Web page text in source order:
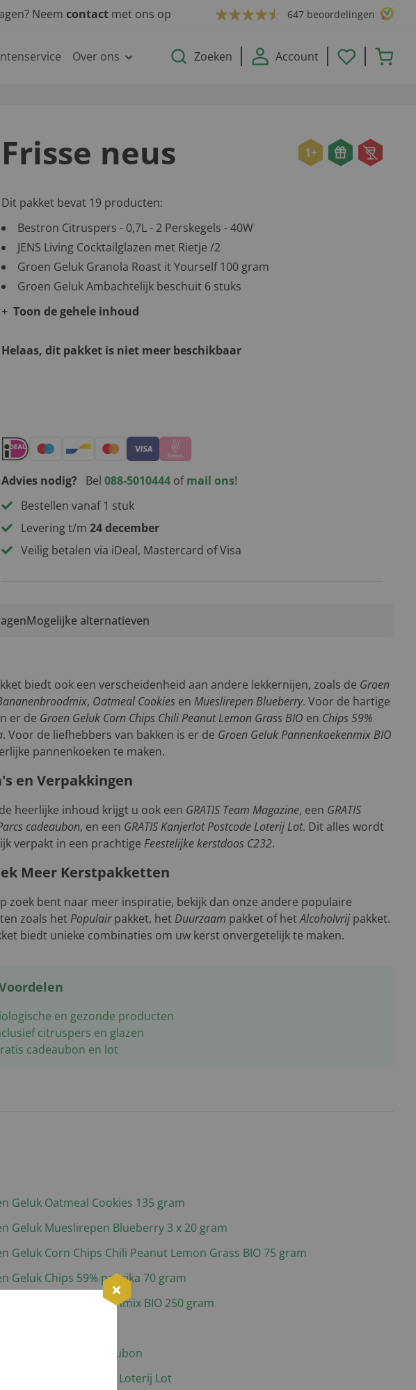
Neem contact met ons op 647 beoordelingen
Over ons Zoeken Account
Frisse neus 1+
Dit pakket bevat 19 producten:
Bestron Citruspers - 0,7L - 2 Perskegels - 40W
JENS Living Cocktailglazen met Rietje /2
Groen Geluk Granola Roast it Yourself 100 gram
Groen Geluk Ambachtelijk beschuit 6 stuks
Toon de gehele inhoud
Helaas, dit pakket is niet meer beschikbaar
Advies nodig? Bel 088-5010444 ofmail ons!
Bestellen vanaf 1 stuk
Levering t/m 24 december
Veilig betalen via iDeal, Mastercard of Visa
Mogelijke alternatieven
biedt ook een verscheidenheid aan andere lekkernijen, zoals de Groen
, Oatmeal Cookies en Mueslirepen Blueberry. Voor de hartige
er de Groen Geluk Corn Chips Chili Peanut Lemon Grass BIO en Chips 59%
. Voor de liefhebbers van bakken is er de Groen Geluk Pannenkoekenmix BIO
pannenkoeken te maken.
en Verpakkingen
heerlijke inhoud krijgt u ook een GRATIS Team Magazine, een GRATIS
cadeaubon, en een GRATIS Kanjerlot Postcode Loterij Lot. Dit alles wordt
verpakt in een prachtige Feestelijke kerstdoos C232.
Meer Kerstpakketten
zoek bent naar meer inspiratie, bekijk dan onze andere populaire
zoals hetPopulairpakket, hetDuurzaam pakket of hetAlcoholvrij pakket.
biedt unieke combinaties om uw kerst onvergetelijk te maken.
en gezonde producten
citruspers en glazen
cadeaubon en lot
Geluk Oatmeal Cookies 135 gram
Geluk Mueslirepen Blueberry 3 x 20 gram
Geluk Corn Chips Chili Peanut Lemon Grass BIO 75 gram
Geluk Chips 59% paprika 70 gram
Geluk Pannenkoekenmix BIO 250 gram
Team Magazine
CenterParcs cadeaubon
Kanjerlot Postcode Loterij Lot